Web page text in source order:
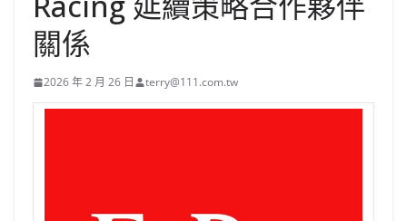
關係
2026 年 2 月 26 日 terry@111.com.tw